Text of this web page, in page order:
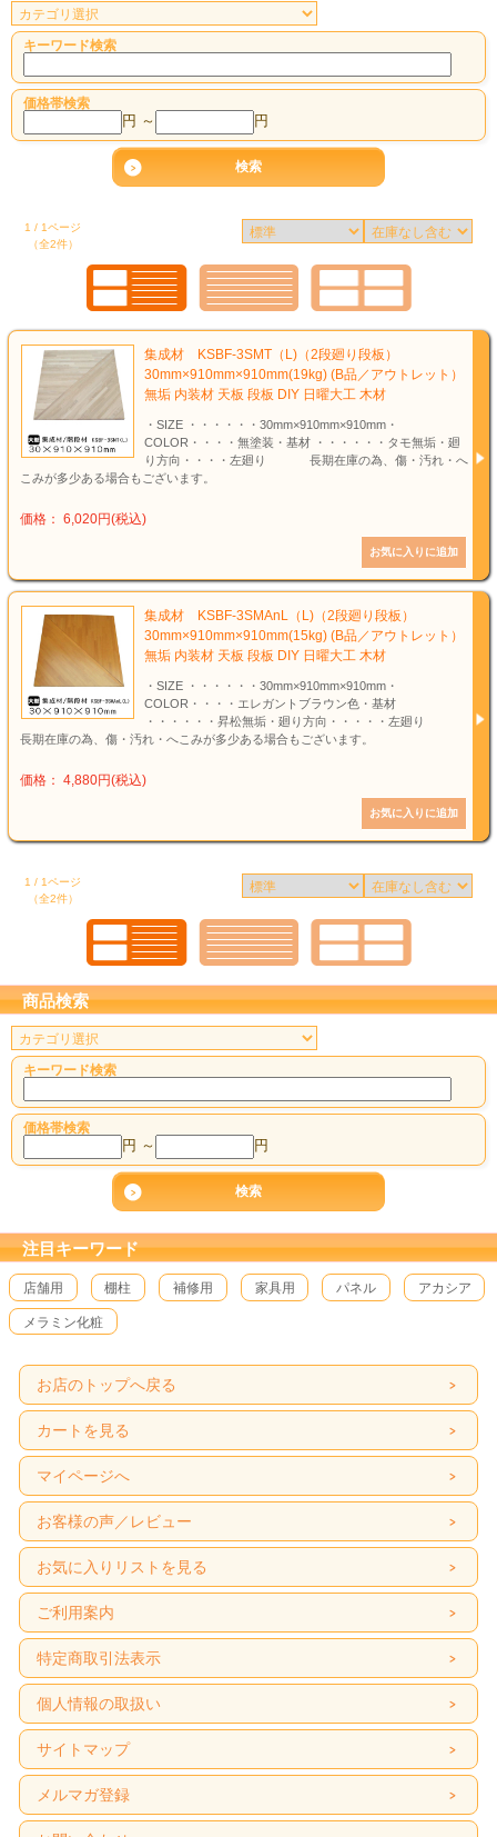
キーワード検索
価格帯検索
円 ～ 円
1 / 1ページ
（全2件）
集成材 KSBF-3SMT（L)（2段廻り段板）
30mm×910mm×910mm(19kg) (B品／アウトレット）
無垢 内装材 天板 段板 DIY 日曜大工 木材
・SIZE ・・・・・・30mm×910mm×910mm・
COLOR・・・・無塗装・基材 ・・・・・・タモ無垢・廻
り方向・・・・左廻り 長期在庫の為、傷・汚れ・へ
こみが多少ある場合もございます。
価格： 6,020円(税込)
集成材 KSBF-3SMAnL（L)（2段廻り段板）
30mm×910mm×910mm(15kg) (B品／アウトレット）
無垢 内装材 天板 段板 DIY 日曜大工 木材
・SIZE ・・・・・・30mm×910mm×910mm・
COLOR・・・・エレガントブラウン色・基材
・・・・・・昇松無垢・廻り方向・・・・・左廻り
長期在庫の為、傷・汚れ・へこみが多少ある場合もございます。
価格： 4,880円(税込)
1 / 1ページ
（全2件）
商品検索
キーワード検索
価格帯検索
円 ～ 円
注目キーワード
店舗用 棚柱 補修用 家具用 パネル アカシア
メラミン化粧
お店のトップへ戻る
カートを見る
マイページへ
お客様の声／レビュー
お気に入りリストを見る
ご利用案内
特定商取引法表示
個人情報の取扱い
サイトマップ
メルマガ登録